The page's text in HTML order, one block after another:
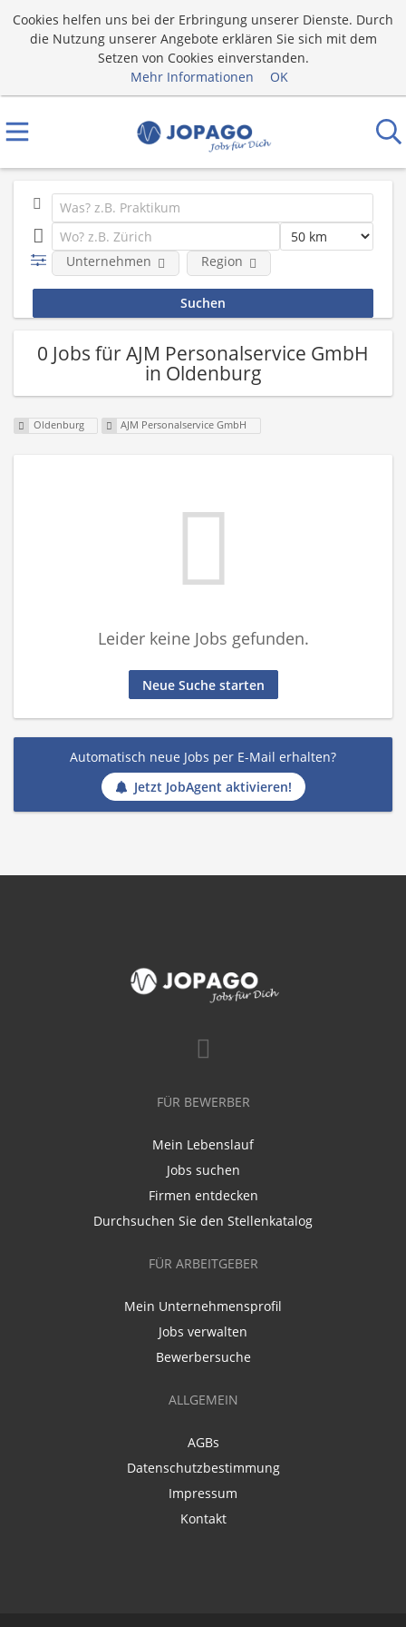
Cookies helfen uns bei der Erbringung unserer Dienste. Durch
die Nutzung unserer Angebote erklären Sie sich mit dem
Setzen von Cookies einverstanden.
Mehr Informationen
OK
Unternehmen Region
0 Jobs für AJM Personalservice GmbH
in Oldenburg
Oldenburg AJM Personalservice GmbH
Leider keine Jobs gefunden.
Neue Suche starten
Automatisch neue Jobs per E-Mail erhalten?
Jetzt JobAgent aktivieren!
FÜR BEWERBER
Mein Lebenslauf
Jobs suchen
Firmen entdecken
Durchsuchen Sie den Stellenkatalog
FÜR ARBEITGEBER
Mein Unternehmensprofil
Jobs verwalten
Bewerbersuche
ALLGEMEIN
AGBs
Datenschutzbestimmung
Impressum
Kontakt